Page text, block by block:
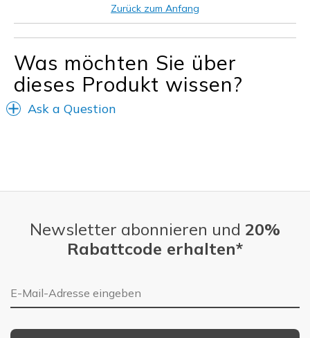
Geeignete Verwendung
Casual Wear
Width
Feels true to width
Sizing
Feels true to size
Zurück zum Anfang
Was möchten Sie über
dieses Produkt wissen?
Ask a Question
Newsletter abonnieren und 20%
Rabattcode erhalten*
E-Mail-Adresse